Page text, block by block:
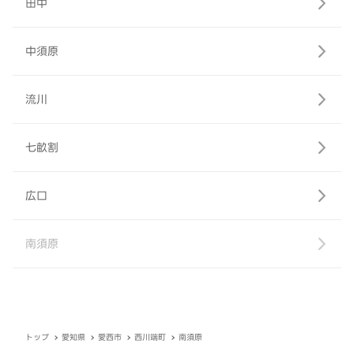
中須原
流川
七畝割
広口
南須原
トップ 愛知県 愛西市 西川端町 南須原